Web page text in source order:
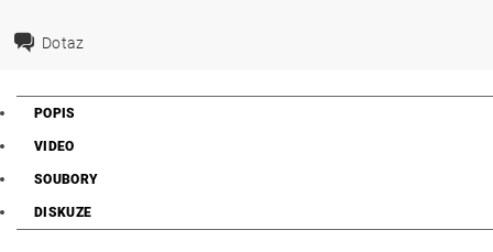
Dotaz
POPIS
VIDEO
SOUBORY
DISKUZE